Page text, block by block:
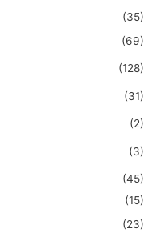
(35)
(69)
(128)
(31)
(2)
(3)
(45)
(15)
(23)